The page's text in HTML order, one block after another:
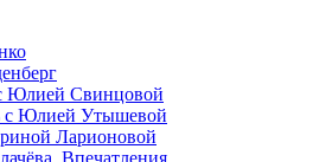
Юлией Свинцовой
с Юлией Утышевой
Ларионовой